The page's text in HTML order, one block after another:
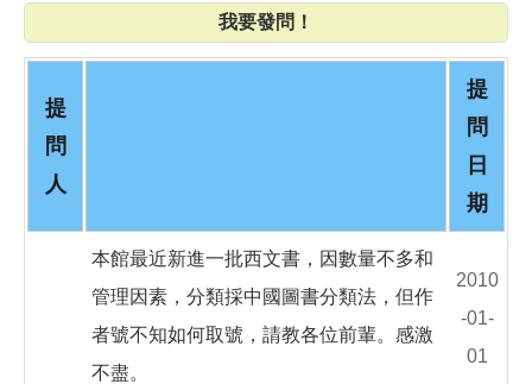
o
k
我要發問！
提
問
人
提
問
日
期
本館最近新進一批西文書，因數量不多和
管理因素，分類採中國圖書分類法，但作
者號不知如何取號，請教各位前輩。感激
不盡。
2010
-01-
01